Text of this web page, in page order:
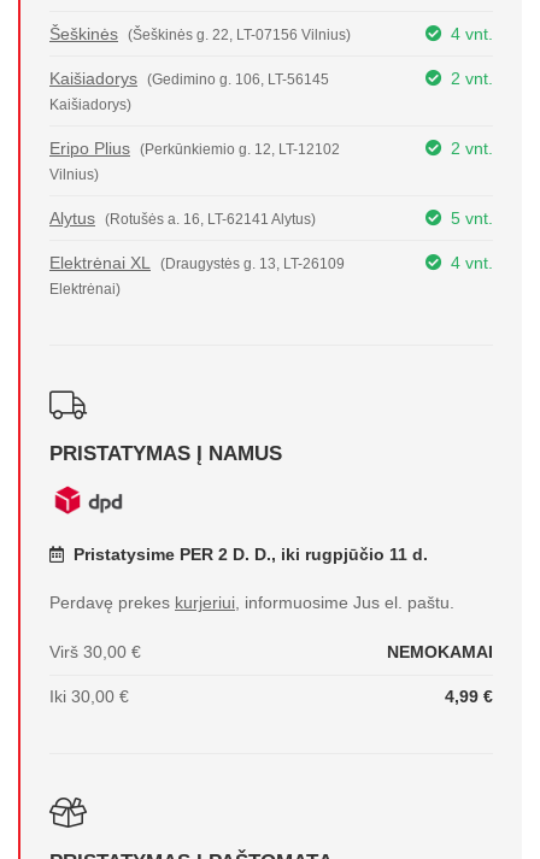
Šeškinės (Šeškinės g. 22, LT-07156 Vilnius) 4 vnt.
Kaišiadorys
(Gedimino g. 106, LT-56145
Kaišiadorys)
2 vnt.
Eripo Plius
(Perkūnkiemio g. 12, LT-12102
Vilnius)
2 vnt.
Alytus (Rotušės a. 16, LT-62141 Alytus) 5 vnt.
Elektrėnai XL
(Draugystės g. 13, LT-26109
Elektrėnai)
4 vnt.
PRISTATYMAS Į NAMUS
Pristatysime PER 2 D. D., iki rugpjūčio 11 d.
Perdavę prekes kurjeriui, informuosime Jus el. paštu.
Virš 30,00 € NEMOKAMAI
Iki 30,00 € 4,99 €